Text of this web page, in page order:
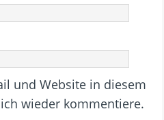
und Website in diesem
wieder kommentiere.